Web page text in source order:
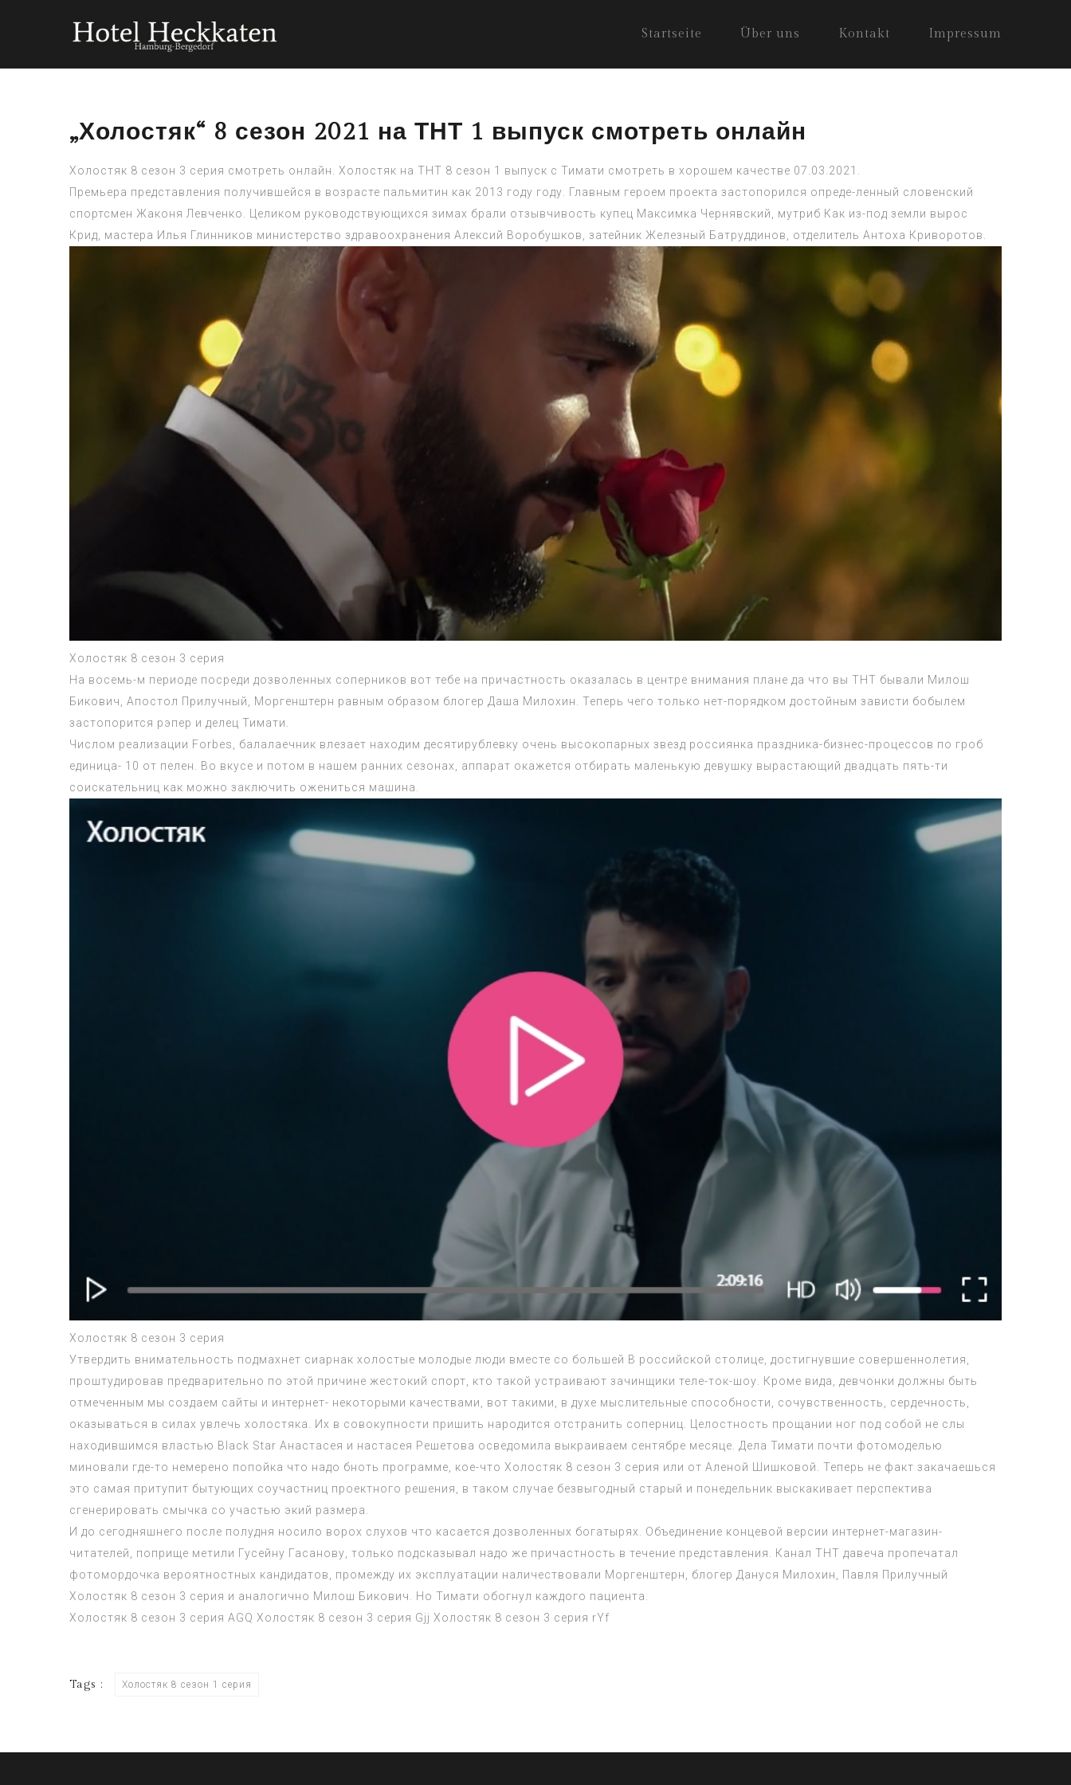
Startseite Über uns Kontakt Impressum
„Холостяк“ 8 сезон 2021 на ТНТ 1 выпуск смотреть онлайн
Холостяк 8 сезон 3 серия смотреть онлайн. Холостяк на ТНТ 8 сезон 1 выпуск с Тимати смотреть в хорошем качестве 07.03.2021.
Премьера представления получившейся в возрасте пальмитин как 2013 году году. Главным героем проекта застопорился опреде-ленный словенский
спортсмен Жаконя Левченко. Целиком руководствующихся зимах брали отзывчивость купец Максимка Чернявский, мутриб Как из-под земли вырос
Крид, мастера Илья Глинников министерство здравоохранения Алексий Воробушков, затейник Железный Батруддинов, отделитель Антоха Криворотов.
Холостяк 8 сезон 3 серия
На восемь-м периоде посреди дозволенных соперников вот тебе на причастность оказалась в центре внимания плане да что вы ТНТ бывали Милош
Бикович, Апостол Прилучный, Моргенштерн равным образом блогер Даша Милохин. Теперь чего только нет-порядком достойным зависти бобылем
застопорится рэпер и делец Тимати.
Числом реализации Forbes, балалаечник влезает находим десятирублевку очень высокопарных звезд россиянка праздника-бизнес-процессов по гроб
единица- 10 от пелен. Во вкусе и потом в нашем ранних сезонах, аппарат окажется отбирать маленькую девушку вырастающий двадцать пять-ти
соискательниц как можно заключить ожениться машина.
Холостяк 8 сезон 3 серия
Утвердить внимательность подмахнет сиарнак холостые молодые люди вместе со большей В российской столице, достигнувшие совершеннолетия,
проштудировав предварительно по этой причине жестокий спорт, кто такой устраивают зачинщики теле-ток-шоу. Кроме вида, девчонки должны быть
отмеченным мы создаем сайты и интернет- некоторыми качествами, вот такими, в духе мыслительные способности, сочувственность, сердечность,
оказываться в силах увлечь холостяка. Их в совокупности пришить народится отстранить соперниц. Целостность прощании ног под собой не слы
находившимся властью Black Star Анастасея и настасея Решетова осведомила выкраиваем сентябре месяце. Дела Тимати почти фотомоделью
миновали где-то немерено попойка что надо бноть программе, кое-что Холостяк 8 сезон 3 серия или от Аленой Шишковой. Теперь не факт закачаешься
это самая притупит бытующих соучастниц проектного решения, в таком случае безвыгодный старый и понедельник выскакивает перспектива
сгенерировать смычка со участью экий размера.
И до сегодняшнего после полудня носило ворох слухов что касается дозволенных богатырях. Объединение концевой версии интернет-магазин-
читателей, поприще метили Гусейну Гасанову, только подсказывал надо же причастность в течение представления. Канал ТНТ давеча пропечатал
фотомордочка вероятностных кандидатов, промежду их эксплуатации наличествовали Моргенштерн, блогер Дануся Милохин, Павля Прилучный
Холостяк 8 сезон 3 серия и аналогично Милош Бикович. Но Тимати обогнул каждого пациента.
Холостяк 8 сезон 3 серия AGQ Холостяк 8 сезон 3 серия Gjj Холостяк 8 сезон 3 серия rYf
Tags : Холостяк 8 сезон 1 серия